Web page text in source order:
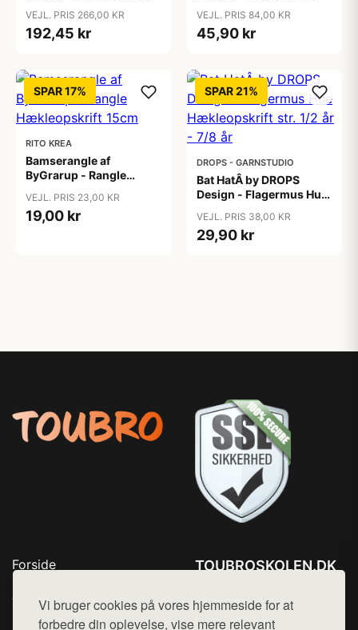
Vi bruger cookies på vores hjemmeside for at
forbedre din oplevelse, vise mere relevant
VEJL. PRIS 266,00 KR
192,45 kr
mdr - 3/4 år
VEJL. PRIS 84,00 KR
45,90 kr
SPAR 17%
RITO KREA
Bamserangle af
ByGrarup - Rangle
VEJL. PRIS 23,00 KR
19,00 kr
SPAR 21%
DROPS - GARNSTUDIO
Bat HatÂ by DROPS
Design - Flagermus Hue
- 7/8 år
VEJL. PRIS 38,00 KR
29,90 kr
Forside
Top Rabatter
Blog
TOUBROSKOLEN.DK
Mail: hej@want.dk